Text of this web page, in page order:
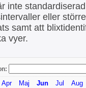
inte
eller
samt att
vyer.
Apr Maj Jun Jul Aug